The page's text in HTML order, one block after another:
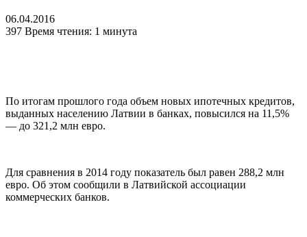
06.04.2016
397 Время чтения: 1 минута
По итогам прошлого года объем новых ипотечных кредитов,
выданных населению Латвии в банках, повысился на 11,5%
— до 321,2 млн евро.
Для сравнения в 2014 году показатель был равен 288,2 млн
евро. Об этом сообщили в Латвийской ассоциации
коммерческих банков.